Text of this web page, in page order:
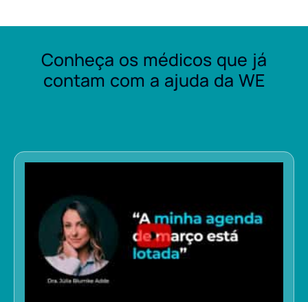
Conheça os médicos que já
contam com a ajuda da WE